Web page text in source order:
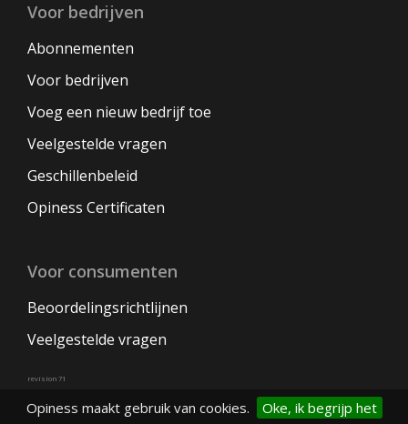
Opiness maakt gebruik van cookies. Oke, ik begrijp het
Voor bedrijven
Abonnementen
Voor bedrijven
Voeg een nieuw bedrijf toe
Veelgestelde vragen
Geschillenbeleid
Opiness Certificaten
Voor consumenten
Beoordelingsrichtlijnen
Veelgestelde vragen
revision 71